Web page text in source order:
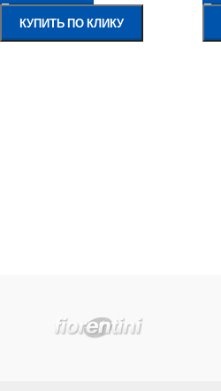
КУПИТЬ ПО КЛИКУ